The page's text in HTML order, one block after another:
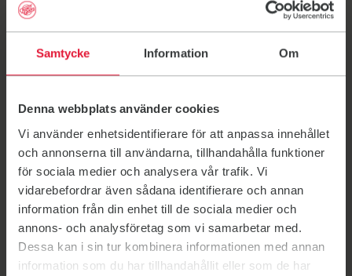
Samtycke Information Om
Denna webbplats använder cookies
Vi använder enhetsidentifierare för att anpassa innehållet
och annonserna till användarna, tillhandahålla funktioner
för sociala medier och analysera vår trafik. Vi
vidarebefordrar även sådana identifierare och annan
information från din enhet till de sociala medier och
annons- och analysföretag som vi samarbetar med.
Dessa kan i sin tur kombinera informationen med annan
information som du har tillhandahållit eller som de har
tillfällen
Mer för förskolor
Hyr en sal för era aktiviteter inom idrott, träning och
idrottsundervisning, givetvis får ni använda alla våra
Köpa pass med Friskis ledare: Kör ett pass
tillsammans med en ledare från oss. Vi har ett brett
utbud av olika träningsformer och guidar er gärna
att hitta något som passar just er. Kanske ett fyspass
tillsammans med laget?
Föreningskontakt